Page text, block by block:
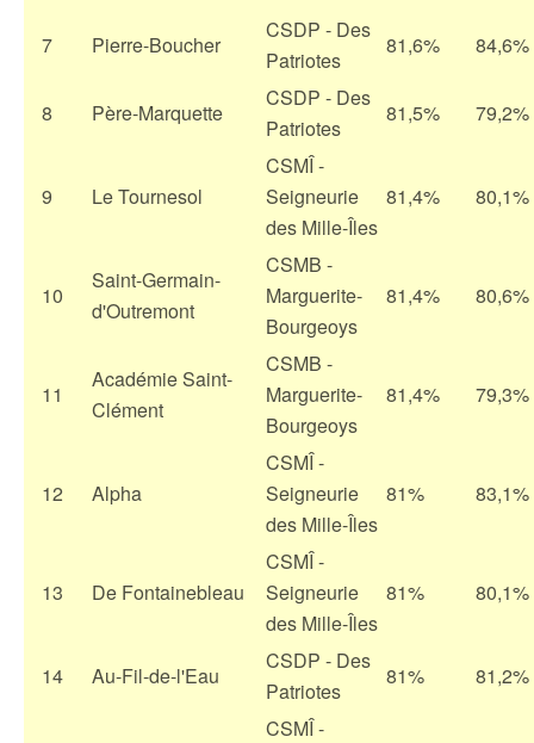
7 Pierre-Boucher
CSDP - Des
Patriotes
81,6% 84,6%
8 Père-Marquette
CSDP - Des
Patriotes
81,5% 79,2%
9 Le Tournesol
CSMÎ -
Seigneurie
des Mille-Îles
81,4% 80,1%
10
Saint-Germain-
d'Outremont
CSMB -
Marguerite-
Bourgeoys
81,4% 80,6%
11
Académie Saint-
Clément
CSMB -
Marguerite-
Bourgeoys
81,4% 79,3%
12 Alpha
CSMÎ -
Seigneurie
des Mille-Îles
81% 83,1%
13 De Fontainebleau
CSMÎ -
Seigneurie
des Mille-Îles
81% 80,1%
14 Au-Fil-de-l'Eau
CSDP - Des
Patriotes
81% 81,2%
CSMÎ -